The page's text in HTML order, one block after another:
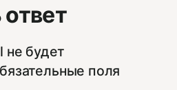
не будет
поля